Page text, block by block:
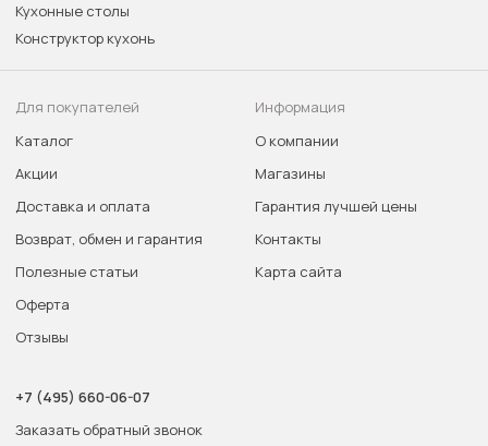
Кухонные столы
Конструктор кухонь
Для покупателей
Каталог
Акции
Доставка и оплата
Возврат, обмен и гарантия
Полезные статьи
Оферта
Отзывы
Информация
О компании
Магазины
Гарантия лучшей цены
Контакты
Карта сайта
+7 (495) 660-06-07
Заказать обратный звонок